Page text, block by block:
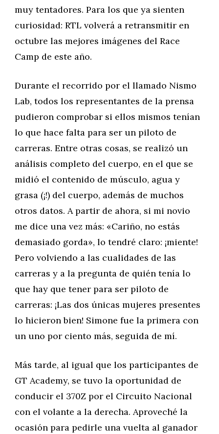
muy tentadores. Para los que ya sienten
curiosidad: RTL volverá a retransmitir en
octubre las mejores imágenes del Race
Camp de este año.
Durante el recorrido por el llamado Nismo
Lab, todos los representantes de la prensa
pudieron comprobar si ellos mismos tenían
lo que hace falta para ser un piloto de
carreras. Entre otras cosas, se realizó un
análisis completo del cuerpo, en el que se
midió el contenido de músculo, agua y
grasa (¡!) del cuerpo, además de muchos
otros datos. A partir de ahora, si mi novio
me dice una vez más: «Cariño, no estás
demasiado gorda», lo tendré claro: ¡miente!
Pero volviendo a las cualidades de las
carreras y a la pregunta de quién tenía lo
que hay que tener para ser piloto de
carreras: ¡Las dos únicas mujeres presentes
lo hicieron bien! Simone fue la primera con
un uno por ciento más, seguida de mí.
Más tarde, al igual que los participantes de
GT Academy, se tuvo la oportunidad de
conducir el 370Z por el Circuito Nacional
con el volante a la derecha. Aproveché la
ocasión para pedirle una vuelta al ganador